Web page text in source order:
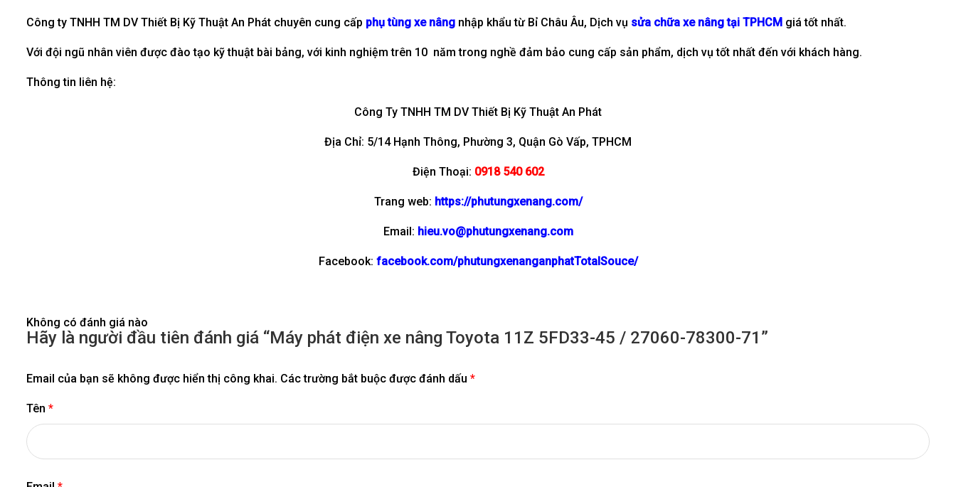
Công ty TNHH TM DV Thiết Bị Kỹ Thuật An Phát chuyên cung cấp phụ tùng xe nâng nhập khẩu từ Bỉ Châu Âu, Dịch vụ sửa chữa xe nâng tại TPHCM giá tốt nhất.
Với đội ngũ nhân viên được đào tạo kỹ thuật bài bảng, với kinh nghiệm trên 10 năm trong nghề đảm bảo cung cấp sản phẩm, dịch vụ tốt nhất đến với khách hàng.
Thông tin liên hệ:
Công Ty TNHH TM DV Thiết Bị Kỹ Thuật An Phát
Địa Chỉ: 5/14 Hạnh Thông, Phường 3, Quận Gò Vấp, TPHCM
Điện Thoại: 0918 540 602
Trang web: https://phutungxenang.com/
Email: hieu.vo@phutungxenang.com
Facebook: facebook.com/phutungxenanganphatTotalSouce/
Không có đánh giá nào
Hãy là người đầu tiên đánh giá “Máy phát điện xe nâng Toyota 11Z 5FD33-45 / 27060-78300-71”
Email của bạn sẽ không được hiển thị công khai. Các trường bắt buộc được đánh dấu *
Tên *